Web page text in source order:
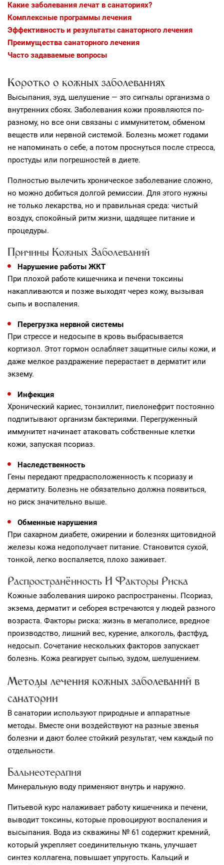
Какие заболевания лечат в санаториях?
Комплексные программы лечения
Эффективность и результаты санаторного лечения
Преимущества санаторного лечения
Часто задаваемые вопросы
Коротко о кожных заболеваниях
Высыпания, зуд, шелушение — это сигналы организма о
внутренних сбоях. Заболевания кожи проявляются по-
разному, но все они связаны с иммунитетом, обменом
веществ или нервной системой. Болезнь может годами
не напоминать о себе, а потом проснуться после стресса,
простуды или погрешностей в диете.
Полностью вылечить хроническое заболевание сложно,
но можно добиться долгой ремиссии. Для этого нужны
не только лекарства, но и правильная среда: чистый
воздух, спокойный ритм жизни, щадящее питание и
процедуры.
Причины Кожных Заболеваний
Нарушение работы ЖКТ
При плохой работе кишечника и печени токсины
накапливаются и позже выходят через кожу, вызывая
сыпь и воспаления.
Перегрузка нервной системы
При стрессе и недосыпе в кровь выбрасывается
кортизол. Этот гормон ослабляет защитные силы кожи, и
даже мелкое раздражение перерастает в дерматит или
экзему.
Инфекция
Хронический кариес, тонзиллит, пиелонефрит постоянно
подпитывают организм бактериями. Перегруженный
иммунитет начинает атаковать собственные клетки
кожи, запуская псориаз.
Наследственность
Гены передают предрасположенность к псориазу и
дерматиту. Болезнь не обязательно должна появиться,
но риск значительно выше.
Обменные нарушения
При сахарном диабете, ожирении и болезнях щитовидной
железы кожа недополучает питание. Становится сухой,
тонкой, легко воспаляется, плохо заживает.
Распространённость И Факторы Риска
Кожные заболевания широко распространены. Псориаз,
экзема, дерматит и себорея встречаются у людей разного
возраста. Факторы риска: жизнь в мегаполисе, вредное
производство, лишний вес, курение, алкоголь, фастфуд,
недосып. Сочетание нескольких факторов запускает
болезнь. Кожа реагирует сыпью, зудом, шелушением.
Методы лечения кожных заболеваний в
санатории
В санатории используют природные и аппаратные
методы. Вместе они воздействуют на разные звенья
болезни и дают более стойкий результат, чем каждый по
отдельности.
Бальнеотерапия
Минеральную воду применяют внутрь и наружно.
Питьевой курс налаживает работу кишечника и печени,
выводит токсины, которые провоцируют воспаления и
высыпания. Вода из скважины № 61 содержит кремний,
который укрепляет соединительную ткань, улучшает
синтез коллагена, повышает упругость. Кальций и